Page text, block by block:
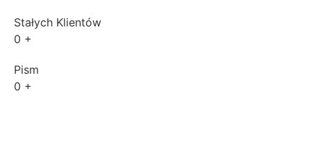
Stałych Klientów
0 +
Pism
0 +